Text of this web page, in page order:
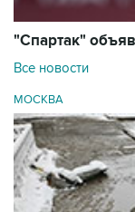
"Спартак"
Все новости
МОСКВА